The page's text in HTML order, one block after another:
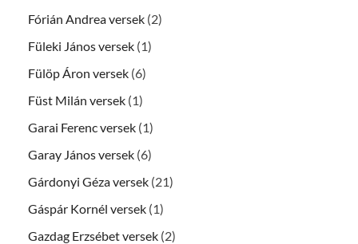
Fórián Andrea versek (2)
Füleki János versek (1)
Fülöp Áron versek (6)
Füst Milán versek (1)
Garai Ferenc versek (1)
Garay János versek (6)
Gárdonyi Géza versek (21)
Gáspár Kornél versek (1)
Gazdag Erzsébet versek (2)